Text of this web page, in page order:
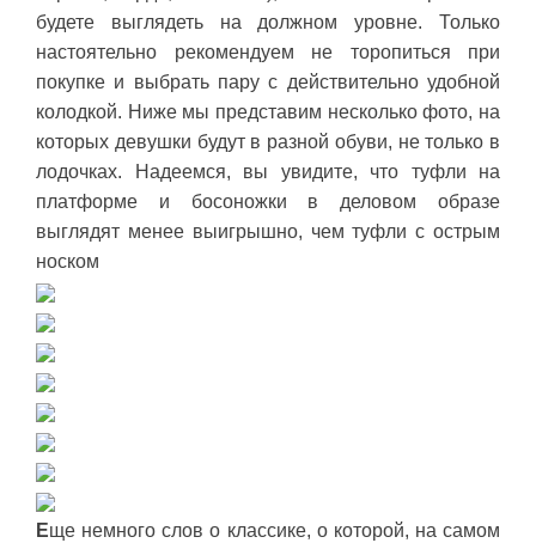
будете выглядеть на должном уровне. Только
настоятельно рекомендуем не торопиться при
покупке и выбрать пару с действительно удобной
колодкой. Ниже мы представим несколько фото, на
которых девушки будут в разной обуви, не только в
лодочках. Надеемся, вы увидите, что туфли на
платформе и босоножки в деловом образе
выглядят менее выигрышно, чем туфли с острым
носком
Еще немного слов о классике, о которой, на самом